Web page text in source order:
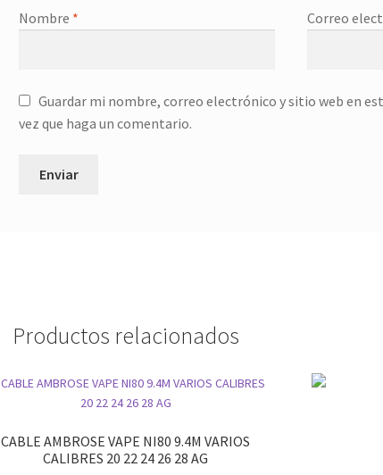
Nombre * Correo
Guardar mi nombre, correo electrónico y sitio web en
vez que haga un comentario.
Productos relacionados
CABLE AMBROSE VAPE NI80 9.4M VARIOS
CALIBRES 20 22 24 26 28 AG